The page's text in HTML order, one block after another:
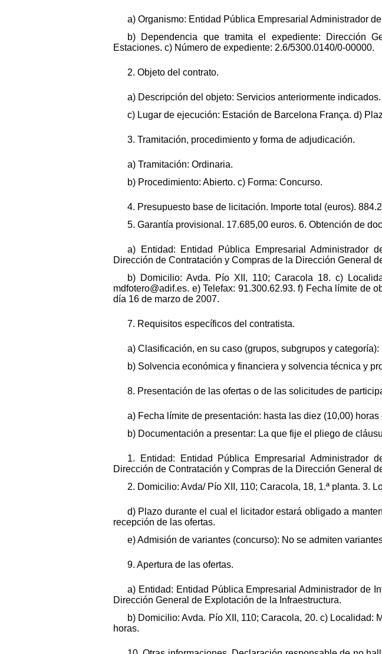
a) Organismo: Entidad Pública Empresarial Administrador
b) Dependencia que tramita el expediente: Dirección
Estaciones. c) Número de expediente: 2.6/5300.0140/0-00000.
2. Objeto del contrato.
a) Descripción del objeto: Servicios anteriormente indicados.
c) Lugar de ejecución: Estación de Barcelona França. d)
3. Tramitación, procedimiento y forma de adjudicación.
a) Tramitación: Ordinaria.
b) Procedimiento: Abierto. c) Forma: Concurso.
4. Presupuesto base de licitación. Importe total (euros).
5. Garantía provisional. 17.685,00 euros. 6. Obtención de
a) Entidad: Entidad Pública Empresarial Administrador
Dirección de Contratación y Compras de la Dirección General
b) Domicilio: Avda. Pío XII, 110; Caracola 18. c)
mdfotero@adif.es. e) Telefax: 91.300.62.93. f) Fecha límite de
día 16 de marzo de 2007.
7. Requisitos específicos del contratista.
a) Clasificación, en su caso (grupos, subgrupos y categoría):
b) Solvencia económica y financiera y solvencia técnica y
8. Presentación de las ofertas o de las solicitudes de
a) Fecha límite de presentación: hasta las diez (10,00)
b) Documentación a presentar: La que fije el pliego de
1. Entidad: Entidad Pública Empresarial Administrador
Dirección de Contratación y Compras de la Dirección General
2. Domicilio: Avda/ Pío XII, 110; Caracola, 18, 1.ª planta. 3.
d) Plazo durante el cual el licitador estará obligado a
recepción de las ofertas.
e) Admisión de variantes (concurso): No se admiten
9. Apertura de las ofertas.
a) Entidad: Entidad Pública Empresarial Administrador de
Dirección General de Explotación de la Infraestructura.
b) Domicilio: Avda. Pío XII, 110; Caracola, 20. c) Localidad:
horas.